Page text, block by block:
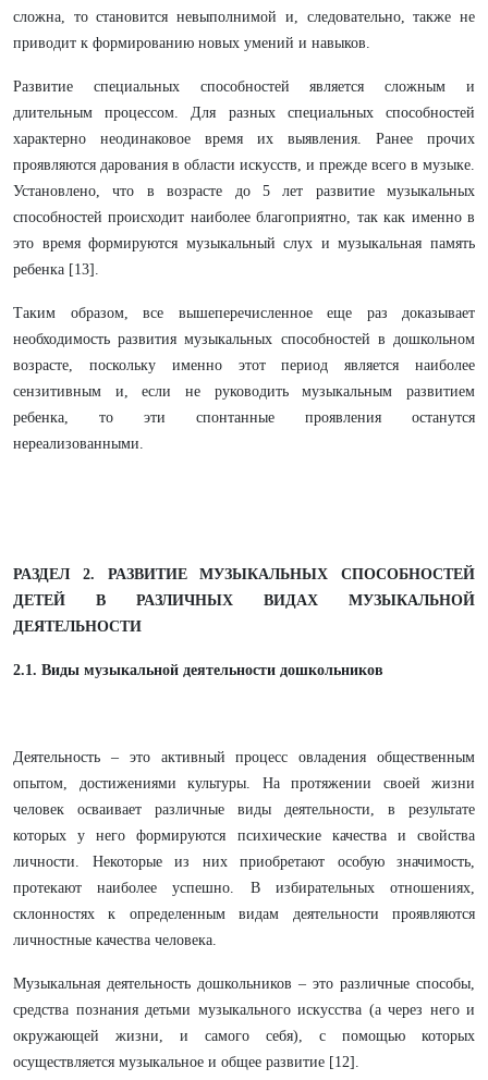
сложна, то становится невыполнимой и, следовательно, также не
приводит к формированию новых умений и навыков.
Развитие специальных способностей является сложным и
длительным процессом. Для разных специальных способностей
характерно неодинаковое время их выявления. Ранее прочих
проявляются дарования в области искусств, и прежде всего в музыке.
Установлено, что в возрасте до 5 лет развитие музыкальных
способностей происходит наиболее благоприятно, так как именно в
это время формируются музыкальный слух и музыкальная память
ребенка [13].
Таким образом, все вышеперечисленное еще раз доказывает
необходимость развития музыкальных способностей в дошкольном
возрасте, поскольку именно этот период является наиболее
сензитивным и, если не руководить музыкальным развитием
ребенка, то эти спонтанные проявления останутся
нереализованными.
РАЗДЕЛ 2. РАЗВИТИЕ МУЗЫКАЛЬНЫХ СПОСОБНОСТЕЙ
ДЕТЕЙ В РАЗЛИЧНЫХ ВИДАХ МУЗЫКАЛЬНОЙ
ДЕЯТЕЛЬНОСТИ
2.1. Виды музыкальной деятельности дошкольников
Деятельность – это активный процесс овладения общественным
опытом, достижениями культуры. На протяжении своей жизни
человек осваивает различные виды деятельности, в результате
которых у него формируются психические качества и свойства
личности. Некоторые из них приобретают особую значимость,
протекают наиболее успешно. В избирательных отношениях,
склонностях к определенным видам деятельности проявляются
личностные качества человека.
Музыкальная деятельность дошкольников – это различные способы,
средства познания детьми музыкального искусства (а через него и
окружающей жизни, и самого себя), с помощью которых
осуществляется музыкальное и общее развитие [12].